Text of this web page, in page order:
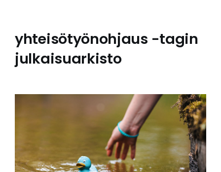
yhteisötyönohjaus -tagin
julkaisuarkisto